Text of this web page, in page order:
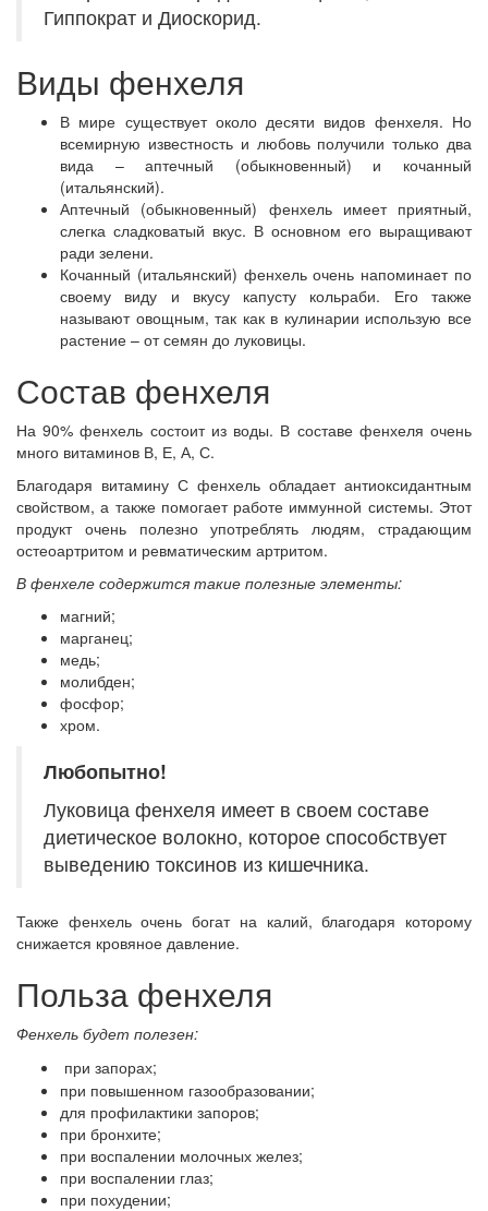
Гиппократ и Диоскорид.
Виды фенхеля
В мире существует около десяти видов фенхеля. Но
всемирную известность и любовь получили только два
вида – аптечный (обыкновенный) и кочанный
(итальянский).
Аптечный (обыкновенный) фенхель имеет приятный,
слегка сладковатый вкус. В основном его выращивают
ради зелени.
Кочанный (итальянский) фенхель очень напоминает по
своему виду и вкусу капусту кольраби. Его также
называют овощным, так как в кулинарии использую все
растение – от семян до луковицы.
Состав фенхеля
На 90% фенхель состоит из воды. В составе фенхеля очень
много витаминов В, Е, А, С.
Благодаря витамину С фенхель обладает антиоксидантным
свойством, а также помогает работе иммунной системы. Этот
продукт очень полезно употреблять людям, страдающим
остеоартритом и ревматическим артритом.
В фенхеле содержится такие полезные элементы:
магний;
марганец;
медь;
молибден;
фосфор;
хром.
Любопытно!
Луковица фенхеля имеет в своем составе
диетическое волокно, которое способствует
выведению токсинов из кишечника.
Также фенхель очень богат на калий, благодаря которому
снижается кровяное давление.
Польза фенхеля
Фенхель будет полезен:
при запорах;
при повышенном газообразовании;
для профилактики запоров;
при бронхите;
при воспалении молочных желез;
при воспалении глаз;
при похудении;